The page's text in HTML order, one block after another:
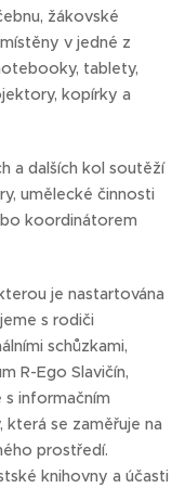
žákovské
v jedné z
tablety,
kopírky a
a dalších kol soutěží
umělecké činnosti
koordinátorem
je nastartována
s rodiči
schůzkami,
R-Ego Slavičín,
s informačním
která se zaměřuje na
prostředí.
knihovny a účasti